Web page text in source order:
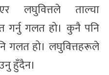
लघुवित्तले ताल्चा
गलत हो। कुनै पनि
गलत हो। लघुवित्तहरूले
हुँदैन।